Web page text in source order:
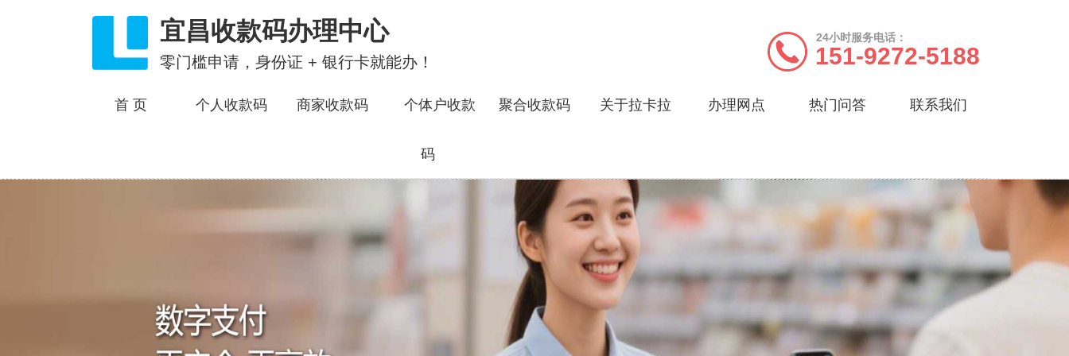
宜昌收款码办理中心
零门槛申请，身份证 + 银行卡就能办！
24小时服务电话：
151-9272-5188
首 页 个人收款码 商家收款码 个体户收款
码
聚合收款码 关于拉卡拉 办理网点 热门问答 联系我们